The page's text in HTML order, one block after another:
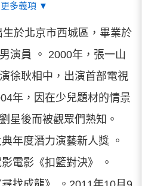
更多義項 ▼
於北京市西城區，畢業於
演員 。 2000年，張一山
徐耿相中，出演首部電視
年，因在少兒題材的情景
星後而被觀眾們熟知。
年度潛力演藝新人獎 。
電影《扣籃對決》 。